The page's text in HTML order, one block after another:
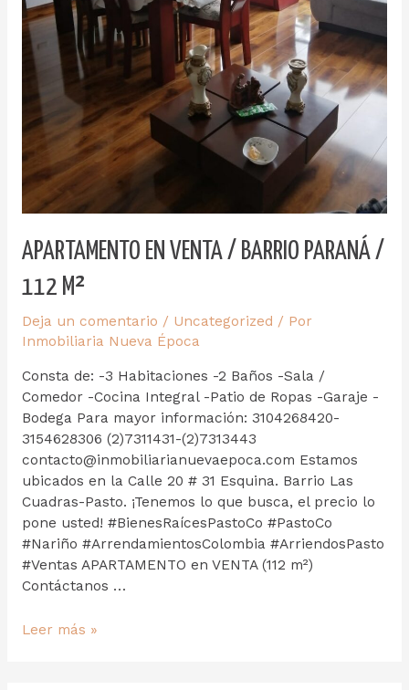
APARTAMENTO EN VENTA / BARRIO PARANÁ /
112 M²
Deja un comentario / Uncategorized / Por
Inmobiliaria Nueva Época
Consta de: -3 Habitaciones -2 Baños -Sala /
Comedor -Cocina Integral -Patio de Ropas -Garaje -
Bodega Para mayor información: 3104268420-
3154628306 (2)7311431-(2)7313443
contacto@inmobiliarianuevaepoca.com Estamos
ubicados en la Calle 20 # 31 Esquina. Barrio Las
Cuadras-Pasto. ¡Tenemos lo que busca, el precio lo
pone usted! #BienesRaícesPastoCo #PastoCo
#Nariño #ArrendamientosColombia #ArriendosPasto
#Ventas APARTAMENTO en VENTA (112 m²)
Contáctanos …
Leer más »